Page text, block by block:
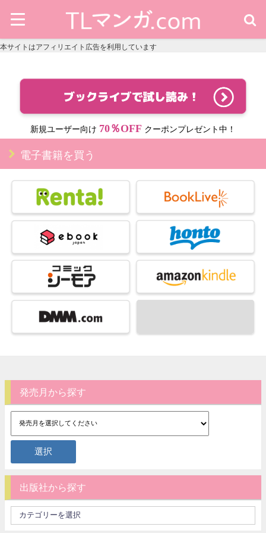
本サイトはアフィリエイト広告を利用しています
新規ユーザー向け 70％OFF クーポンプレゼント中！
電子書籍を買う
発売月から探す
出版社から探す